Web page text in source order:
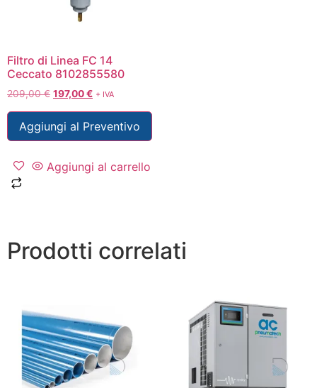
Filtro di Linea FC 14
Ceccato 8102855580
209,00€ 197,00€ + IVA
Aggiungi al Preventivo
Aggiungi al carrello
Prodotti correlati